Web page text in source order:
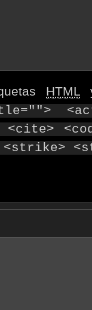
HTML